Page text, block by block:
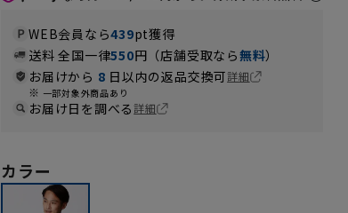
WEB会員なら439pt獲得
送料 全国一律550円（店舗受取なら無料）
お届けから 8 日以内の返品交換可詳細
一部対象外商品あり
お届け日を調べる詳細
カラー